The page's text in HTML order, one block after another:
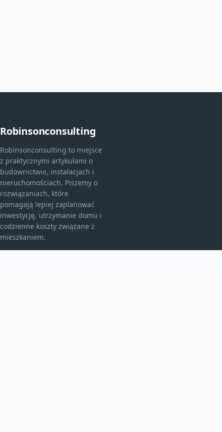
Robinsonconsulting
Robinsonconsulting to miejsce
z praktycznymi artykułami o
budownictwie, instalacjach i
nieruchomościach. Piszemy o
rozwiązaniach, które
pomagają lepiej zaplanować
inwestycję, utrzymanie domu i
codzienne koszty związane z
mieszkaniem.